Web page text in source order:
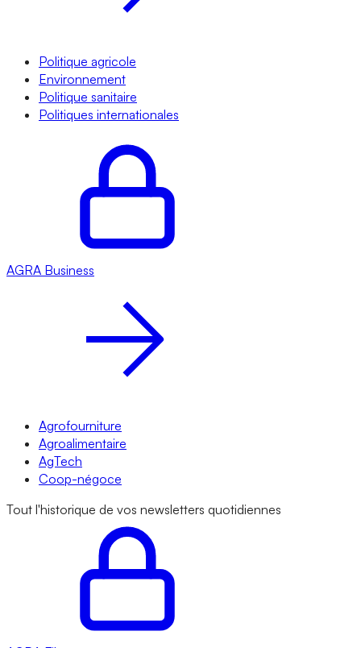
Politique agricole
Environnement
Politique sanitaire
Politiques internationales
AGRA Business
Agrofourniture
Agroalimentaire
AgTech
Coop-négoce
Tout l'historique de vos newsletters quotidiennes